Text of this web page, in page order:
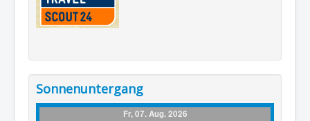
Sonnenuntergang
Fr, 07. Aug. 2026